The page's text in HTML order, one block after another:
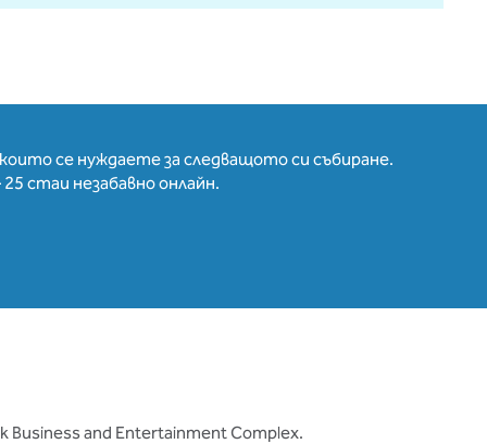
се нуждаете за следващото си събиране.
стаи незабавно онлайн.
and Entertainment Complex.